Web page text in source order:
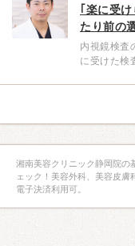
｢楽に受
たり前の
内視鏡検査
に受けた検
湘南美容クリニック静岡院の
ェック！美容外科、美容皮膚
電子決済利用可。